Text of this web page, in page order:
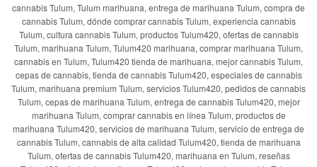
cannabis Tulum, Tulum marihuana, entrega de marihuana Tulum, compra de
cannabis Tulum, dónde comprar cannabis Tulum, experiencia cannabis
Tulum, cultura cannabis Tulum, productos Tulum420, ofertas de cannabis
Tulum, marihuana Tulum, Tulum420 marihuana, comprar marihuana Tulum,
cannabis en Tulum, Tulum420 tienda de marihuana, mejor cannabis Tulum,
cepas de cannabis, tienda de cannabis Tulum420, especiales de cannabis
Tulum, marihuana premium Tulum, servicios Tulum420, pedidos de cannabis
Tulum, cepas de marihuana Tulum, entrega de cannabis Tulum420, mejor
marihuana Tulum, comprar cannabis en línea Tulum, productos de
marihuana Tulum420, servicios de marihuana Tulum, servicio de entrega de
cannabis Tulum, cannabis de alta calidad Tulum420, tienda de marihuana
Tulum, ofertas de cannabis Tulum420, marihuana en Tulum, reseñas